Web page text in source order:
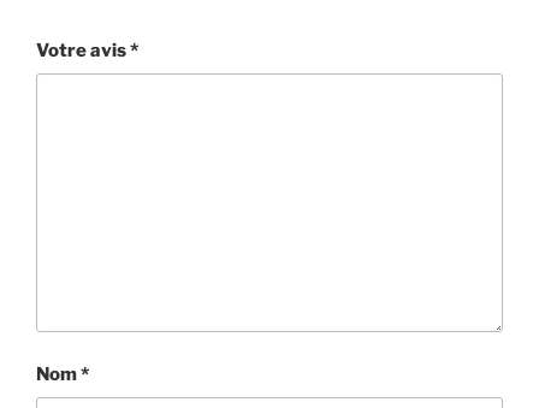
Votre avis*
Nom*